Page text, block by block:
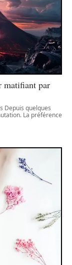
matifiant par
Depuis quelques
La préférence